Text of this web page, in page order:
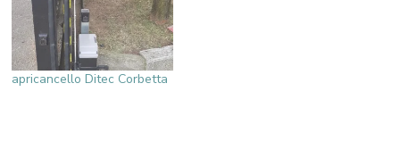
apricancello Ditec Corbetta